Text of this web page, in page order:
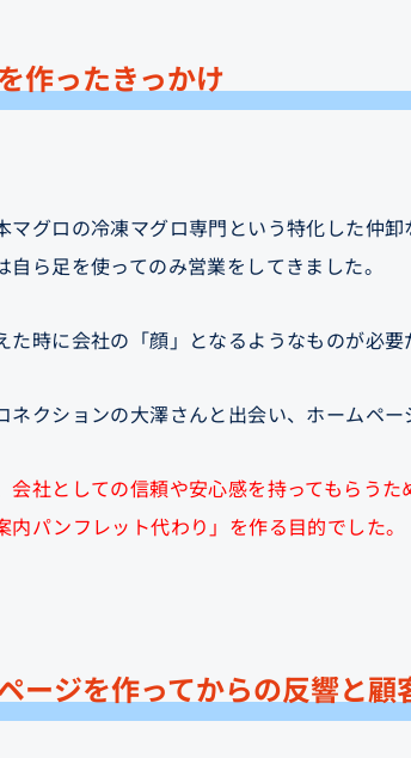
作ったきっかけ
グロの冷凍マグロ専門という特化した仲卸
ら足を使ってのみ営業をしてきました。
時に会社の「顔」となるようなものが必要
ネクションの大澤さんと出会い、ホームペー
会社としての信頼や安心感を持ってもらうた
内パンフレット代わり」を作る目的でした。
ージを作ってからの反響と顧